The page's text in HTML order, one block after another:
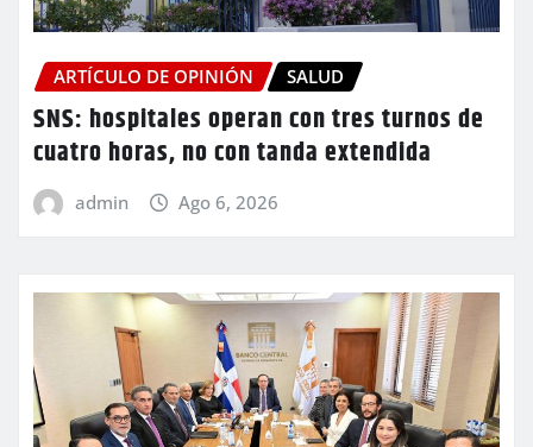
ARTÍCULO DE OPINIÓN SALUD
SNS: hospitales operan con tres turnos de
cuatro horas, no con tanda extendida
admin Ago 6, 2026